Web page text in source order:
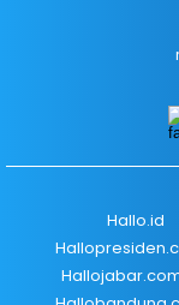
Hallo.id